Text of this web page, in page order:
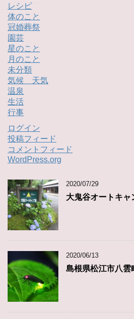
レシピ
体のこと
冠婚葬祭
園芸
星のこと
月のこと
未分類
気候 天気
温泉
生活
行事
ログイン
投稿フィード
コメントフィード
WordPress.org
2020/07/29
大鬼谷オートキ
2020/06/13
島根県松江市八雲